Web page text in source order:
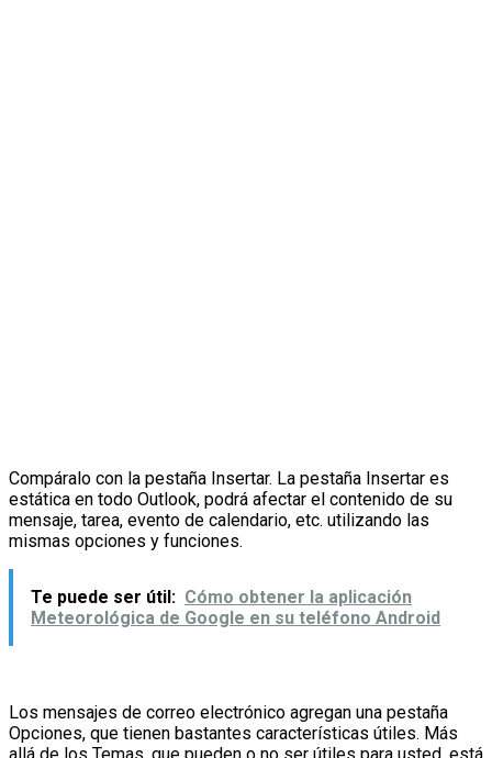
Compáralo con la pestaña Insertar. La pestaña Insertar es
estática en todo Outlook, podrá afectar el contenido de su
mensaje, tarea, evento de calendario, etc. utilizando las
mismas opciones y funciones.
Te puede ser útil: Cómo obtener la aplicación
Meteorológica de Google en su teléfono Android
Los mensajes de correo electrónico agregan una pestaña
Opciones, que tienen bastantes características útiles. Más